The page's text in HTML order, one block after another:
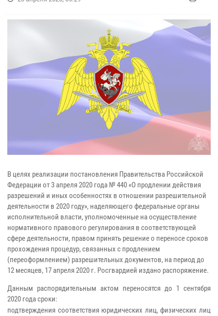
В целях реализации постановления Правительства Российской
Федерации от 3 апреля 2020 года № 440 «О продлении действия
разрешений и иных особенностях в отношении разрешительной
деятельности в 2020 году», наделяющего федеральные органы
исполнительной власти, уполномоченные на осуществление
нормативного правового регулирования в соответствующей
сфере деятельности, правом принять решение о переносе сроков
прохождения процедур, связанных с продлением
(переоформлением) разрешительных документов, на период до
12 месяцев, 17 апреля 2020 г. Росгвардией издано распоряжение.
Данным распорядительным актом переносятся до 1 сентября
2020 года сроки:
подтверждения соответствия юридических лиц, физических лиц